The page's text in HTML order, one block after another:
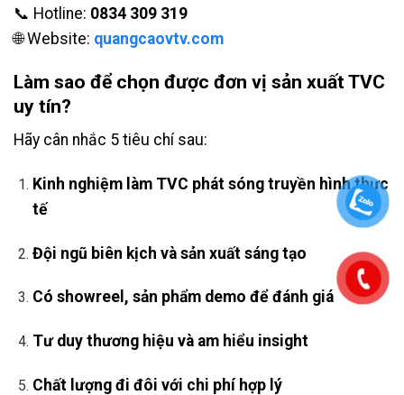
📞 Hotline: 0834 309 319
🌐 Website: quangcaovtv.com
Làm sao để chọn được đơn vị sản xuất TVC
uy tín?
Hãy cân nhắc 5 tiêu chí sau:
Kinh nghiệm làm TVC phát sóng truyền hình thực
tế
Đội ngũ biên kịch và sản xuất sáng tạo
Có showreel, sản phẩm demo để đánh giá
Tư duy thương hiệu và am hiểu insight
Chất lượng đi đôi với chi phí hợp lý